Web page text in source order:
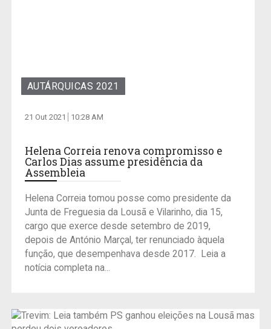
AUTÁRQUICAS 2021
21 Out 2021 10:28 AM
Helena Correia renova compromisso e
Carlos Dias assume presidência da
Assembleia
Helena Correia tomou posse como presidente da
Junta de Freguesia da Lousã e Vilarinho, dia 15,
cargo que exerce desde setembro de 2019,
depois de António Marçal, ter renunciado àquela
função, que desempenhava desde 2017. Leia a
notícia completa na...